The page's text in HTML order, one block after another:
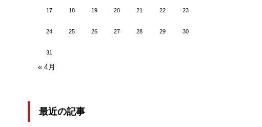
17 18 19 20 21 22 23
24 25 26 27 28 29 30
31
« 4月
最近の記事